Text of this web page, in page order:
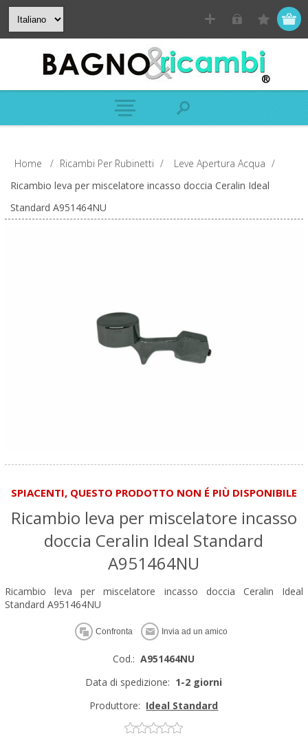
Home / Ricambi Per Rubinetti / Leve Apertura Acqua /
Ricambio leva per miscelatore incasso doccia Ceralin Ideal
Standard A951464NU
SPIACENTI, QUESTO PRODOTTO NON É PIÙ DISPONIBILE
Ricambio leva per miscelatore incasso
doccia Ceralin Ideal Standard
A951464NU
Ricambio leva per miscelatore incasso doccia Ceralin Ideal
Standard A951464NU
Cod.: A951464NU
Data di spedizione: 1-2 giorni
Produttore: Ideal Standard